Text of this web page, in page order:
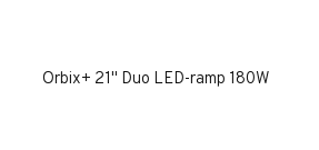
Orbix+ 21" Duo LED-ramp 180W